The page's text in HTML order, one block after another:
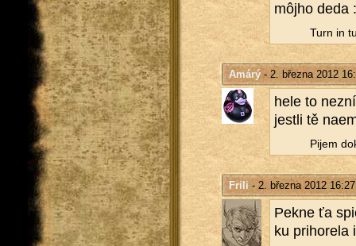
môjho deda
Turn in
Amárý- 2. března 2012
hele to
jest­li tě
Pijem
Frili - 2. března 2012 16:27
Pekne ťa
ku pri­ho­re­la